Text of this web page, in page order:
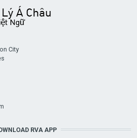
City
RVA APP